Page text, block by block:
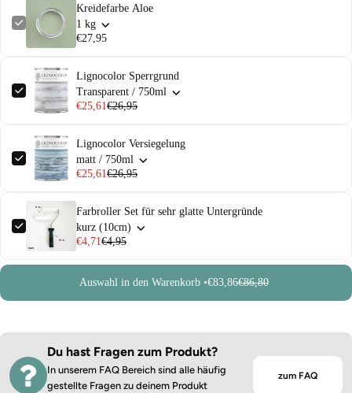
Kreidefarbe Aloe
1 kg
€27,95
Lignocolor Sperrgrund
Transparent / 750ml
€25,61€26,95
Lignocolor Versiegelung
matt / 750ml
€25,61€26,95
Farbroller Set für sehr glatte Untergründe
kurz (10cm)
€4,71€4,95
Auswahl in den Warenkorb •€83,86€86,80
Du hast Fragen zum Produkt?
In unserem FAQ Bereich sind alle häufig
gestellte Fragen zu deinem Produkt
zum FAQ